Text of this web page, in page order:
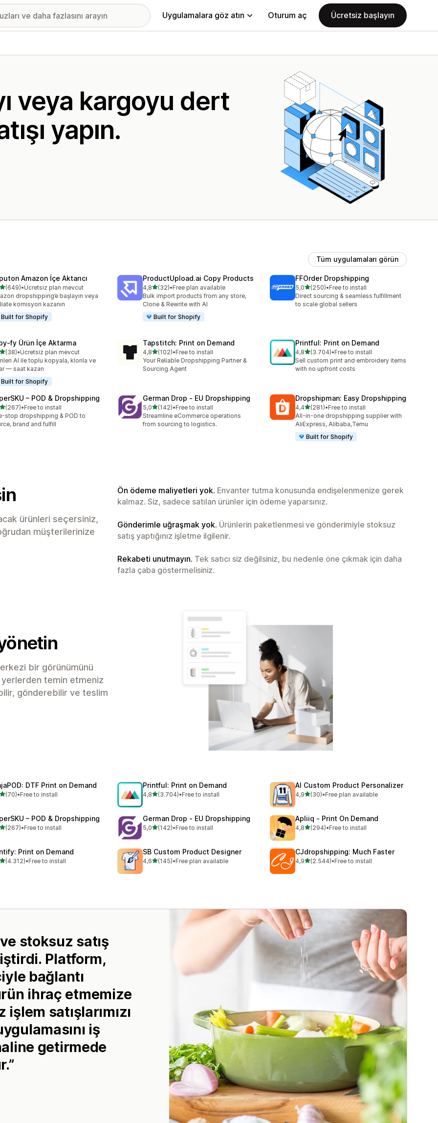
Uygulamalara göz atın Oturum aç Ücretsiz başlayın
veya kargoyu dert
yapın.
Tüm uygulamaları görün
Amazon İçe Aktarıcı
5 yıldız üzerinden
(649)
649 değerlendirme
•Ücretsiz plan mevcut
dropshipping’e başlayın veya
komisyon kazanın
Built for Shopify
ProductUpload.ai Copy Products
4,85 yıldız üzerinden
(32)
toplam 32 değerlendirme
•Free plan available
Bulk import products from any store,
Clone & Rewrite with AI
Built for Shopify
FFOrder Dropshipping
5,05 yıldız üzerinden
(250)
toplam 250 değerlendirme
•Free to install
Direct sourcing & seamless fulfillment
to scale global sellers
Ürün İçe Aktarma
5 yıldız üzerinden
(38)38 değerlendirme
•Ücretsiz plan mevcut
AI ile toplu kopyala, klonla ve
— saat kazan
Built for Shopify
Tapstitch: Print on Demand
4,85 yıldız üzerinden
(102)
toplam 102 değerlendirme
•Free to install
Your Reliable Dropshipping Partner &
Sourcing Agent
Printful: Print on Demand
4,85 yıldız üzerinden
(3.704)
toplam 3704 değerlendirme
•Free to install
Sell custom print and embroidery items
with no upfront costs
– POD & Dropshipping
5 yıldız üzerinden
(267)
267 değerlendirme
•Free to install
stop dropshipping & POD to
brand and fulfill
German Drop ‑ EU Dropshipping
5,05 yıldız üzerinden
(142)
toplam 142 değerlendirme
•Free to install
Streamline eCommerce operations
from sourcing to logistics.
Dropshipman: Easy Dropshipping
4,45 yıldız üzerinden
(281)
toplam 281 değerlendirme
•Free to install
All-in-one dropshipping supplier with
AliExpress, Alibaba,Temu
Built for Shopify
ürünleri seçersiniz,
müşterilerinize
Ön ödeme maliyetleri yok. Envanter tutma konusunda endişelenmenize gerek
kalmaz. Siz, sadece satılan ürünler için ödeme yaparsınız.
Gönderimle uğraşmak yok. Ürünlerin paketlenmesi ve gönderimiyle stoksuz
satış yaptığınız işletme ilgilenir.
Rekabeti unutmayın. Tek satıcı siz değilsiniz, bu nedenle öne çıkmak için daha
fazla çaba göstermelisiniz.
bir görünümünü
yerlerden temin etmeniz
gönderebilir ve teslim
DTF Print on Demand
yıldız üzerinden
(70)70 değerlendirme
•Free to install
Printful: Print on Demand
4,85 yıldız üzerinden
(3.704)
toplam 3704 değerlendirme
•Free to install
AI Custom Product Personalizer
4,95 yıldız üzerinden
(30)
toplam 30 değerlendirme
•Free plan available
– POD & Dropshipping
5 yıldız üzerinden
(267)
267 değerlendirme
•Free to install
German Drop ‑ EU Dropshipping
5,05 yıldız üzerinden
(142)
toplam 142 değerlendirme
•Free to install
Apliiq ‑ Print On Demand
4,85 yıldız üzerinden
(294)
toplam 294 değerlendirme
•Free to install
Print on Demand
5 yıldız üzerinden
(4.312)
4312 değerlendirme
•Free to install
SB Custom Product Designer
4,65 yıldız üzerinden
(145)
toplam 145 değerlendirme
•Free plan available
CJdropshipping: Much Faster
4,95 yıldız üzerinden
(2.544)
toplam 2544 değerlendirme
•Free to install
stoksuz satış
Platform,
bağlantı
ihraç etmemize
satışlarımızı
iş
getirmede